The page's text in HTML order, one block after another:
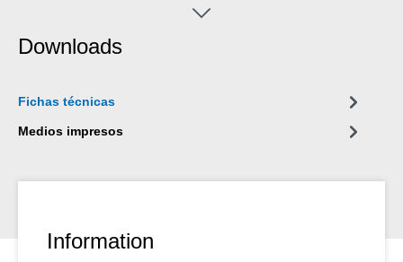
para aplicaciones con altos requisitos visuales. Ya sea en la
muebles, en la construcción de ferias, en la construcción de
Downloads
Fichas técnicas
Medios impresos
Information